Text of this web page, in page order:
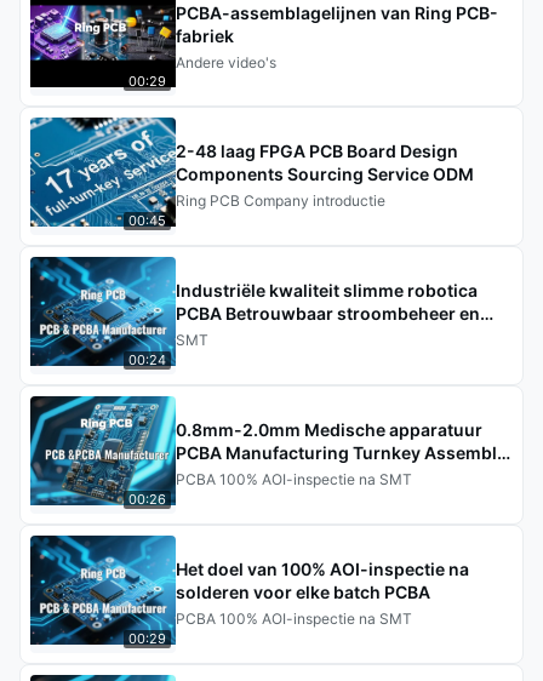
00:29
PCBA-assemblagelijnen van Ring PCB-
fabriek
Andere video's
00:45
2-48 laag FPGA PCB Board Design
Components Sourcing Service ODM
Ring PCB Company introductie
00:24
Industriële kwaliteit slimme robotica
PCBA Betrouwbaar stroombeheer en
snelle gegevensverwerking PCBA
SMT
00:26
0.8mm-2.0mm Medische apparatuur
PCBA Manufacturing Turnkey Assembly
Services
PCBA 100% AOI-inspectie na SMT
00:29
Het doel van 100% AOI-inspectie na
solderen voor elke batch PCBA
PCBA 100% AOI-inspectie na SMT